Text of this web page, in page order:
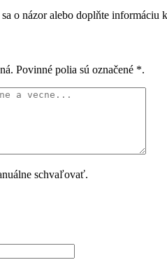
o názor alebo doplňte informáciu
Povinné polia sú označené *.
schvaľovať.